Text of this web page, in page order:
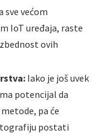
sve većom
IoT uređaja, raste
ovih
Iako je još uvek
potencijal da
pa će
postati